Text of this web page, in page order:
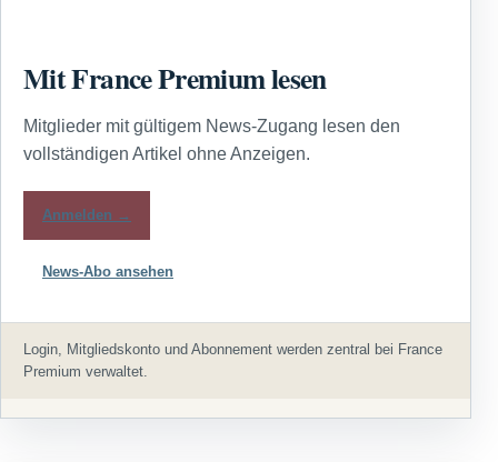
Mit France Premium lesen
Mitglieder mit gültigem News-Zugang lesen den
vollständigen Artikel ohne Anzeigen.
Anmelden →
News-Abo ansehen
Login, Mitgliedskonto und Abonnement werden zentral bei France
Premium verwaltet.